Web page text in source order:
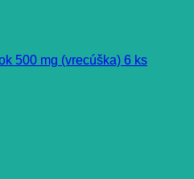
500 mg (vrecúška) 6 ks